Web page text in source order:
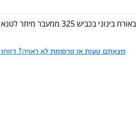
צעירה בת 25 ופעוטה בת שנה נפצעו
מצאתם טעות או פרסומת לא ראויה? דווחו